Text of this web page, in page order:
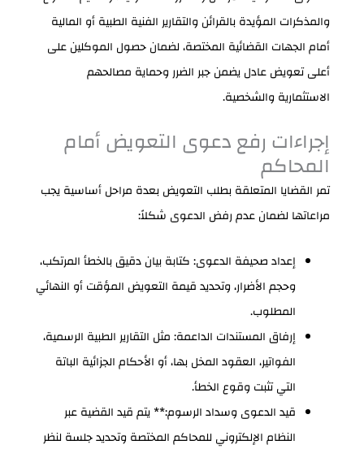
والمذكرات المؤيدة بالقرائن والتقارير الفنية الطبية أو المالية
أمام الجهات القضائية المختصة، لضمان حصول الموكلين على
أعلى تعويض عادل يضمن جبر الضرر وحماية مصالحهم
الاستثمارية والشخصية.
إجراءات رفع دعوى التعويض أمام
المحاكم
تمر القضايا المتعلقة بطلب التعويض بعدة مراحل أساسية يجب
مراعاتها لضمان عدم رفض الدعوى شكلاً:
إعداد صحيفة الدعوى: كتابة بيان دقيق بالخطأ المرتكب،
وحجم الأضرار، وتحديد قيمة التعويض المؤقت أو النهائي
المطلوب.
إرفاق المستندات الداعمة: مثل التقارير الطبية الرسمية،
الفواتير، العقود المخل بها، أو الأحكام الجزائية الباتة
التي تثبت وقوع الخطأ.
قيد الدعوى وسداد الرسوم:** يتم قيد القضية عبر
النظام الإلكتروني للمحاكم المختصة وتحديد جلسة لنظر